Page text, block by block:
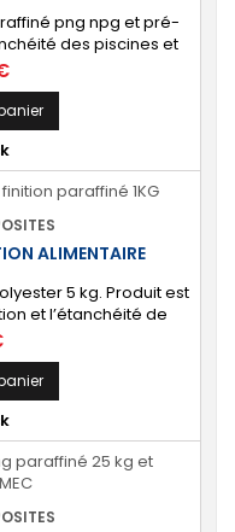
png npg et pré-
des piscines et
extérieure lisse
: Étanchéifie votre
Livré avec son
50 cl
ALIMENTAIRE
5 kg. Produit est
et l’étanchéité de
alimentaire]
homologuées,
les Uvs, et
simple avec un
un...